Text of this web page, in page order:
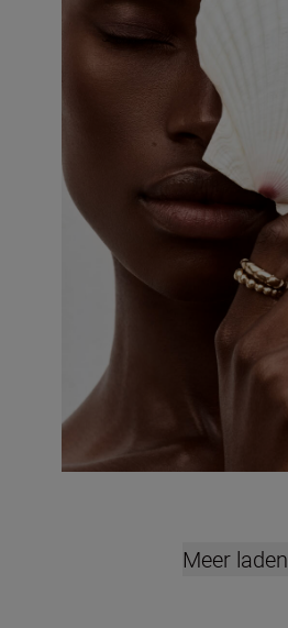
Meer laden